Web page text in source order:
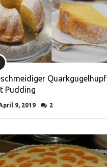
Quarkgugelhupf
Pudding
9, 2019 2